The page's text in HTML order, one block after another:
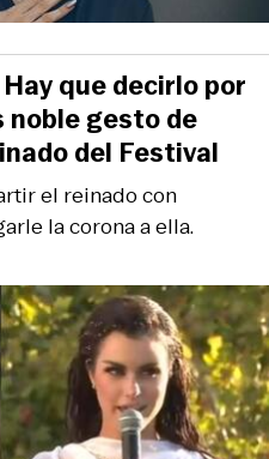
el reinado con
la corona a ella.
que decirlo por
noble gesto de
del Festival